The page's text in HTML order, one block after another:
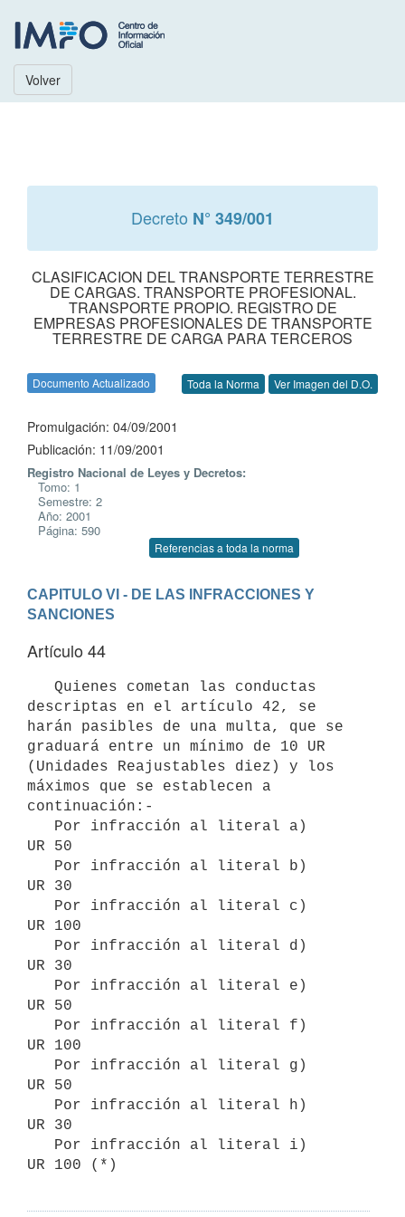
Volver
Decreto N° 349/001
CLASIFICACION DEL TRANSPORTE TERRESTRE
DE CARGAS. TRANSPORTE PROFESIONAL.
TRANSPORTE PROPIO. REGISTRO DE
EMPRESAS PROFESIONALES DE TRANSPORTE
TERRESTRE DE CARGA PARA TERCEROS
Documento Actualizado Toda la Norma Ver Imagen del D.O.
Promulgación: 04/09/2001
Publicación: 11/09/2001
Registro Nacional de Leyes y Decretos:
Tomo: 1
Semestre: 2
Año: 2001
Página: 590
Referencias a toda la norma
CAPITULO VI - DE LAS INFRACCIONES Y
SANCIONES
Artículo 44
descriptas en el artículo 42, se
harán pasibles de una multa, que se
graduará entre un mínimo de 10 UR
(Unidades Reajustables diez) y los
máximos que se establecen a
continuación:-
UR 50
UR 30
UR 100
UR 30
UR 50
UR 100
UR 50
UR 30
UR 100 (*)